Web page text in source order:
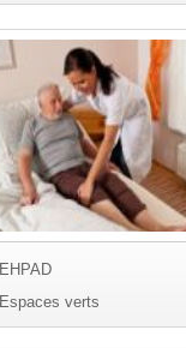
EHPAD
Espaces verts